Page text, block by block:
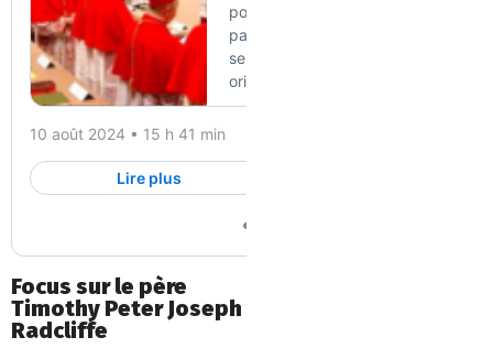
Focus sur le père
Timothy Peter Joseph
Radcliffe